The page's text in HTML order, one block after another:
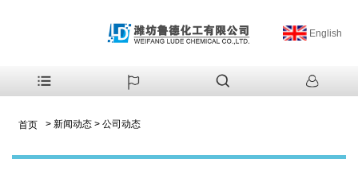
English
首页 > 新闻动态 > 公司动态